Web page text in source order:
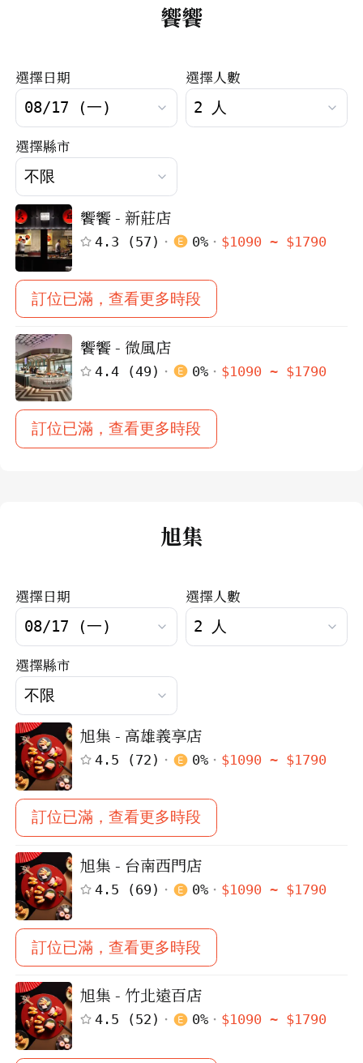
饗饗
選擇日期 選擇人數
選擇縣市
饗饗 - 新莊店
4.3 (57 ) 0% $1090 ~ $1790
訂位已滿，查看更多時段
饗饗 - 微風店
4.4 (49 ) 0% $1090 ~ $1790
訂位已滿，查看更多時段
旭集
選擇日期 選擇人數
選擇縣市
旭集 - 高雄義享店
4.5 (72 ) 0% $1090 ~ $1790
訂位已滿，查看更多時段
旭集 - 台南西門店
4.5 (69 ) 0% $1090 ~ $1790
訂位已滿，查看更多時段
旭集 - 竹北遠百店
4.5 (52 ) 0% $1090 ~ $1790